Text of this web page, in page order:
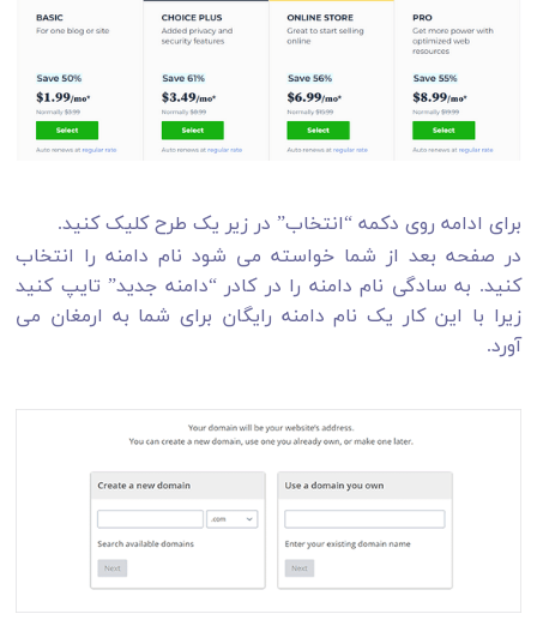
برای ادامه روی دکمه “انتخاب” در زیر یک طرح کلیک کنید.
در صفحه بعد از شما خواسته می شود نام دامنه را انتخاب
کنید. به سادگی نام دامنه را در کادر “دامنه جدید” تایپ کنید
زیرا با این کار یک نام دامنه رایگان برای شما به ارمغان می
آورد.